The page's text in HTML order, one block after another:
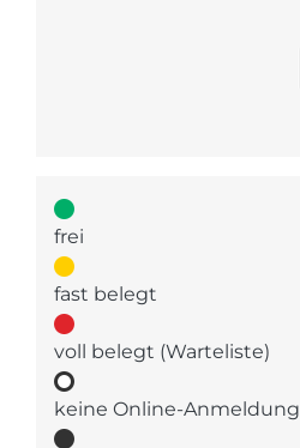
frei
fast belegt
voll belegt (Warteliste)
keine Online-Anmeldung